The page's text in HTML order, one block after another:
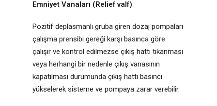
Emniyet Vanaları (Relief valf)
Pozitif deplasmanlı gruba giren dozaj pompaları
çalışma prensibi gereği karşı basınca göre
çalışır ve kontrol edilmezse çıkış hattı tıkanması
veya herhangi bir nedenle çıkış vanasının
kapatılması durumunda çıkış hattı basıncı
yükselerek sisteme ve pompaya zarar verebilir.